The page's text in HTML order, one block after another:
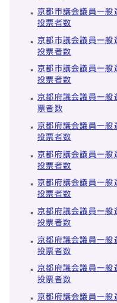
京都市議会議員一般
投票者数
京都市議会議員一般
投票者数
京都市議会議員一般
投票者数
京都府議会議員一般
票者数
京都府議会議員一般
投票者数
京都府議会議員一般
投票者数
京都府議会議員一般
投票者数
京都府議会議員一般
投票者数
京都府議会議員一般
投票者数
京都府議会議員一般
投票者数
京都府議会議員一般